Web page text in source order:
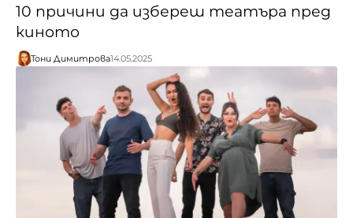
10 причини да избереш театъра пред
киното
Тони Димитрова14.05.2025